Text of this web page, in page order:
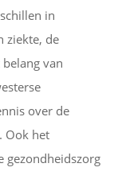
in
ziekte, de
van
over de
Ook het
gezondheidszorg